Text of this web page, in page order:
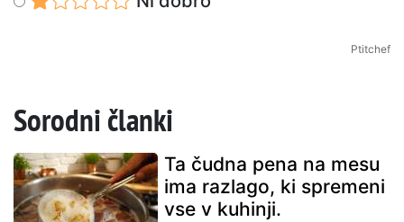
Ptitchef
Sorodni članki
Ta čudna pena na mesu
ima razlago, ki spremeni
vse v kuhinji.